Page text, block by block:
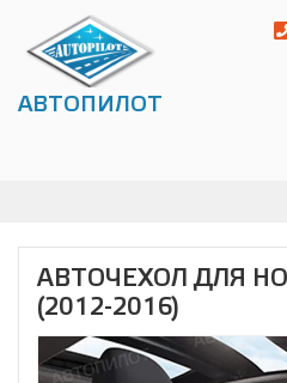
АВТОПИЛОТ
АВТОЧЕХОЛ ДЛЯ
(2012-2016)
Контакты:
Адрес:
Чагинская
700-
Телефон: +7
(495)